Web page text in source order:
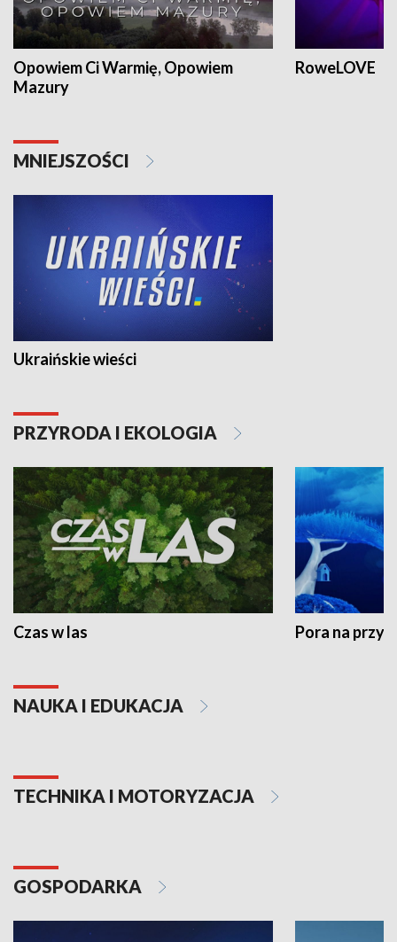
Opowiem Ci Warmię, Opowiem
Mazury
RoweLOVE
MNIEJSZOŚCI
Ukraińskie wieści
PRZYRODA I EKOLOGIA
Czas w las Pora na
NAUKA I EDUKACJA
TECHNIKA I MOTORYZACJA
GOSPODARKA